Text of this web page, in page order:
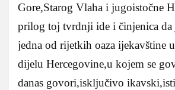
Gore,Starog Vlaha i jugoistočne
prilog toj tvrdnji ide i činjenica da
jedna od rijetkih oaza ijekavštine
dijelu Hercegovine,u kojem se
danas govori,isključivo